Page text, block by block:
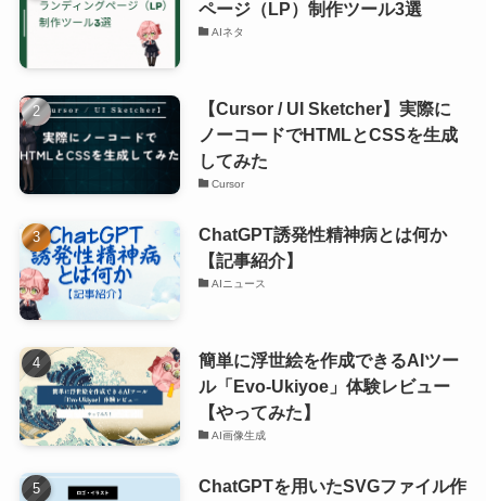
ページ（LP）制作ツール3選
AIネタ
【Cursor / UI Sketcher】実際に
ノーコードでHTMLとCSSを生成
してみた
Cursor
ChatGPT誘発性精神病とは何か
【記事紹介】
AIニュース
簡単に浮世絵を作成できるAIツー
ル「Evo-Ukiyoe」体験レビュー
【やってみた】
AI画像生成
ChatGPTを用いたSVGファイル作